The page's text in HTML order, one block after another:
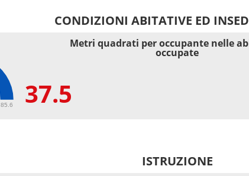
CONDIZIONI ABITATIVE ED
85.6 37.5
Metri quadrati per occupante nelle
occupate
ISTRUZIONE